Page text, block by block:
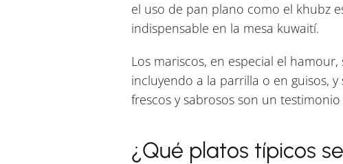
el uso de pan plano como el khubz
indispensable en la mesa kuwaití.
Los mariscos, en especial el
incluyendo a la parrilla o en guisos,
frescos y sabrosos son un
¿Qué platos típicos